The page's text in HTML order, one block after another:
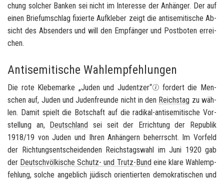
chung sol­cher Ban­ken sei nicht im In­ter­es­se der An­hän­ger. Der auf
einen Brief­um­schlag fi­xier­te Auf­kle­ber zeigt die an­ti­se­mi­ti­sche Ab­
sicht des Ab­sen­ders und will den Emp­fän­ger und Post­bo­ten er­rei­
chen.
Antisemitische Wahlempfehlungen
Die rote Kle­be­mar­ke „Juden und Ju­den­t­zer“
for­dert die Men­
schen auf, Juden und Ju­den­freun­de nicht in den Reichs­tag zu wäh­
len. Damit spielt die Bot­schaft auf die radikal-​antisemitische Vor­
stel­lung an, Deutsch­land sei seit der Er­rich­tung der Re­pu­blik
1918/19 von Juden und Ihren An­hän­gern be­herrscht. Im Vor­feld
der Rich­tungs­ent­schei­den­den Reichs­tags­wahl im Juni 1920 gab
der Deutsch­völ­ki­sche Schutz-​ und Trutz-​Bund eine klare Wahl­emp­
feh­lung, sol­che an­geb­lich jü­disch ori­en­tier­ten de­mo­kra­ti­schen und